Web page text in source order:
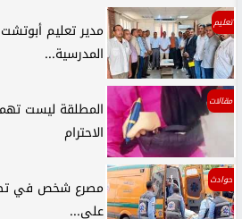
تعليم
مدير تعليم
المدرسية...
مقالات
المطلقة ليست
الاحترام
حوادث
مصرع شخص في
على...